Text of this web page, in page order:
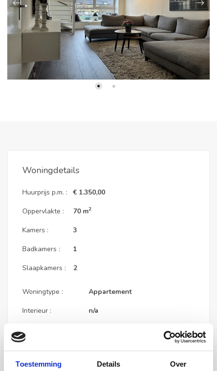
Toestemming Details Over
alleenstaande of een stel..
Woningdetails
Huurprijs p.m. :
Oppervlakte :
Kamers :
Badkamers :
Slaapkamers :
€ 1.350,00
70 m2
3
1
2
Woningtype :
Interieur :
Huisgenoot :
Appartement
n/a